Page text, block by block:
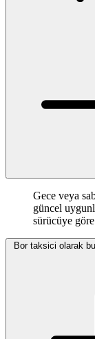
Gece veya
güncel
sürücüye
Bor taksici olarak